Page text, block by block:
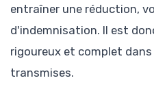
entraîner une réduction,
d'indemnisation. Il est
rigoureux et complet
transmises.